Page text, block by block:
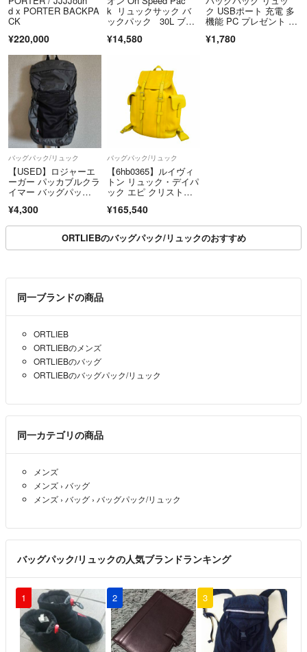
＝＝＝＝＝＝＝＝＝＝＝＝＝＝
こちらのアカウントはラクマ公式パートナーのREXT株式会社によって
運営されています。
https://fril.jp/ts/official/law/a066/
▼返品特約
https://fril.jp/ts/official/law/a066/#return_policy
d x PORTER BACKPA
CK
¥220,000
k リュックサック バ
ックパック 30L ブラ
¥14,580
ク USBポート 充電 多
機能 PC プレゼント ブ
¥1,780
バッグパック/リュック
【USED】ロジャーエ
ーガー パッカブルクラ
イマー バッグパッ
ャーエーガー ULギア
¥4,300
バッグパック/リュック
【6hb0365】ルイヴィ
トン リュック・デイパ
ック エピ クリストフ
古】メンズ
¥165,540
ORTLIEBのバッグパック/リュックのおすすめ
同一ブランドの商品
ORTLIEB
ORTLIEBのメンズ
ORTLIEBのバッグ
ORTLIEBのバッグパック/リュック
同一カテゴリの商品
メンズ
メンズ › バッグ
メンズ › バッグ › バッグパック/リュック
バッグパック/リュックの人気ブランドランキング
1 2 3